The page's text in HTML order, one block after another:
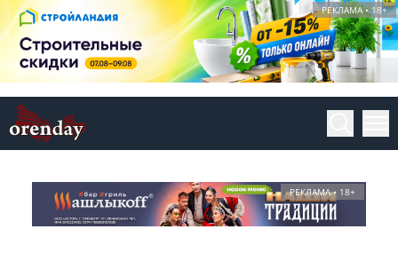
РЕКЛАМА • 18+
РЕКЛАМА • 18+